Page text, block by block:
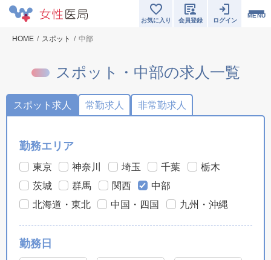
MENU
お気に入り 会員登録 ログイン
HOME スポット 中部
スポット・中部の求人一覧
スポット求人 常勤求人 非常勤求人
勤務エリア
東京 神奈川 埼玉 千葉
栃木
茨城
群馬 関西
中部
北海道・東北
中国・四国 九州・沖縄
勤務日